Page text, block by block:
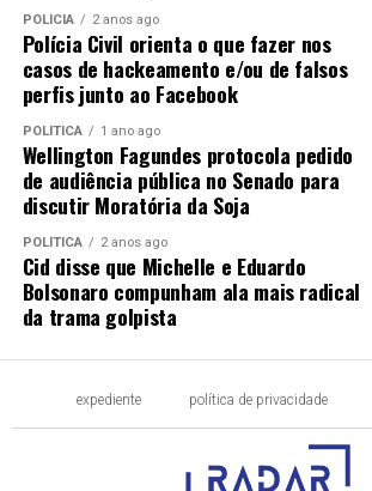
POLÍCIA 2 anos ago
Polícia Civil orienta o que fazer nos
casos de hackeamento e/ou de falsos
perfis junto ao Facebook
POLÍTICA 1 ano ago
Wellington Fagundes protocola pedido
de audiência pública no Senado para
discutir Moratória da Soja
POLÍTICA 2 anos ago
Cid disse que Michelle e Eduardo
Bolsonaro compunham ala mais radical
da trama golpista
expediente política de privacidade